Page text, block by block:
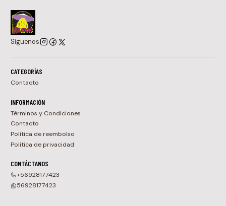
Síguenos
CATEGORÍAS
Contacto
INFORMACIÓN
Términos y Condiciones
Contacto
Política de reembolso
Política de privacidad
CONTÁCTANOS
+56928177423
56928177423